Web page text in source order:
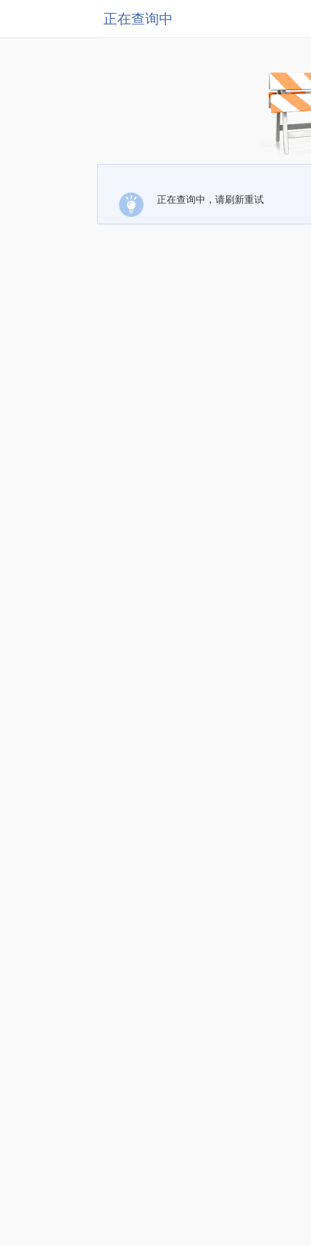
正在查询中
正在查询中，请刷新重试